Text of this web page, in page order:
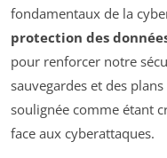
fondamentaux de la
protection des
pour renforcer notre
sauvegardes et des
soulignée comme étant
face aux cyberattaques.